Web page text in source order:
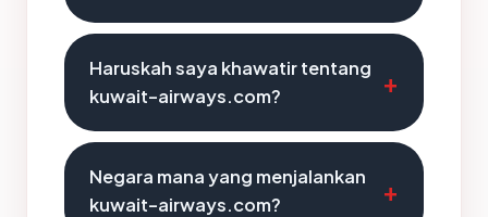
Haruskah saya khawatir tentang
kuwait-airways.com?
Negara mana yang menjalankan
kuwait-airways.com?